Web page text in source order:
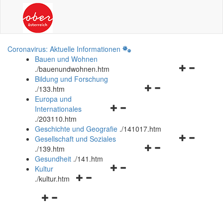
Coronavirus: Aktuelle Informationen
Bauen und Wohnen
./bauenundwohnen.htm
Navigationsmenü
Bildung und Forschung
./133.htm
Navigationsmenü
und
schließen
Europa und
Internationales
./203110.htm
Geschichte und Geografie ./141017.htm
Navigationsmenü
Gesellschaft und Soziales
./139.htm
Navigationsmenü
Gesundheit ./141.htm
Navigationsmenü
Kultur
./kultur.htm
Navigationsmenü